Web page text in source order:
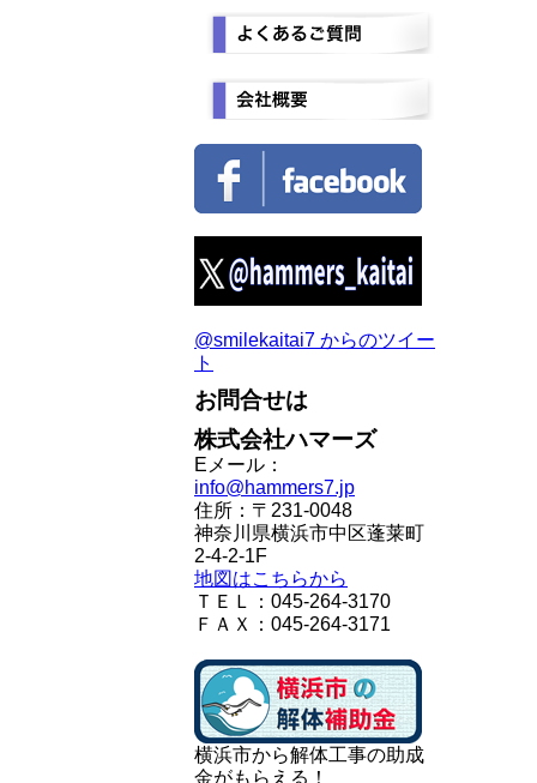
@smilekaitai7 からのツイー
ト
お問合せは
株式会社ハマーズ
Eメール：
info@hammers7.jp
住所：〒231-0048
神奈川県横浜市中区蓬莱町
2-4-2-1F
地図はこちらから
ＴＥＬ：045-264-3170
ＦＡＸ：045-264-3171
横浜市から解体工事の助成
金がもらえる！